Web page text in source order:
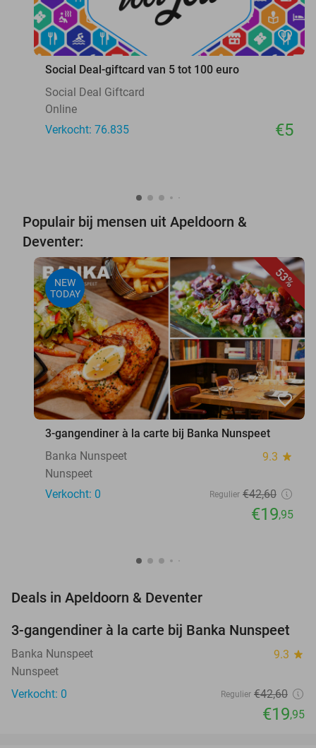
favorite_border
Social Deal-giftcard van 5 tot 100 euro
Social Deal Giftcard
Online
Verkocht: 76.835
€5
Populair bij mensen uit Apeldoorn &
Deventer:
53%
NEW
TODAY
favorite_border
3-gangendiner à la carte bij Banka Nunspeet
Banka Nunspeet
9.3 star
Nunspeet
Verkocht: 0
Regulier €42,60
€19,95
Deals in Apeldoorn & Deventer
53%
NEW
TODAY
3-gangendiner à la carte bij Banka Nunspeet
Banka Nunspeet 9.3 star
Nunspeet
Verkocht: 0
Regulier €42,60
€19,95